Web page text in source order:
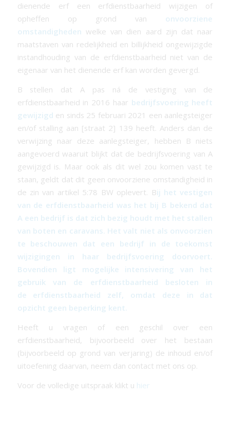
dienende erf een erfdienstbaarheid wijzigen of
opheffen op grond van onvoorziene
omstandigheden welke van dien aard zijn dat naar
maatstaven van redelijkheid en billijkheid ongewijzigde
instandhouding van de erfdienstbaarheid niet van de
eigenaar van het dienende erf kan worden gevergd.
B stellen dat A pas ná de vestiging van de
erfdienstbaarheid in 2016 haar bedrijfsvoering heeft
gewijzigd en sinds 25 februari 2021 een aanlegsteiger
en/of stalling aan [straat 2] 139 heeft. Anders dan de
verwijzing naar deze aanlegsteiger, hebben B niets
aangevoerd waaruit blijkt dat de bedrijfsvoering van A
gewijzigd is. Maar ook als dit wel zou komen vast te
staan, geldt dat dit geen onvoorziene omstandigheid in
de zin van artikel 5:78 BW oplevert. Bij het vestigen
van de erfdienstbaarheid was het bij B bekend dat
A een bedrijf is dat zich bezig houdt met het stallen
van boten en caravans. Het valt niet als onvoorzien
te beschouwen dat een bedrijf in de toekomst
wijzigingen in haar bedrijfsvoering doorvoert.
Bovendien ligt mogelijke intensivering van het
gebruik van de erfdienstbaarheid besloten in
de erfdienstbaarheid zelf, omdat deze in dat
opzicht geen beperking kent.
Heeft u vragen of een geschil over een
erfdienstbaarheid, bijvoorbeeld over het bestaan
(bijvoorbeeld op grond van verjaring) de inhoud en/of
uitoefening daarvan, neem dan contact met ons op.
Voor de volledige uitspraak klikt u hier